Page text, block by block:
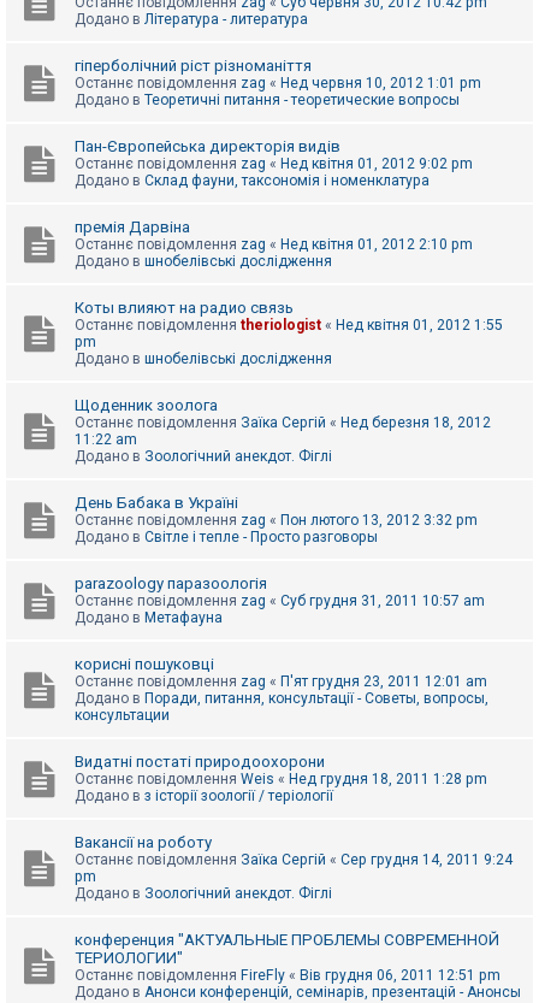
Додано в Література - литература
гіперболічний ріст різноманіття
Останнє повідомлення zag « Нед червня 10, 2012 1:01 pm
Додано в Теоретичні питання - теоретические вопросы
Пан-Європейська директорія видів
Останнє повідомлення zag « Нед квітня 01, 2012 9:02 pm
Додано в Склад фауни, таксономія і номенклатура
премія Дарвіна
Останнє повідомлення zag « Нед квітня 01, 2012 2:10 pm
Додано в шнобелівські дослідження
Коты влияют на радио связь
Останнє повідомлення theriologist « Нед квітня 01, 2012 1:55
pm
Додано в шнобелівські дослідження
Щоденник зоолога
Останнє повідомлення Заїка Сергій « Нед березня 18, 2012
11:22 am
Додано в Зоологічний анекдот. Фіглі
День Бабака в Україні
Останнє повідомлення zag « Пон лютого 13, 2012 3:32 pm
Додано в Світле і тепле - Просто разговоры
parazoology паразоологія
Останнє повідомлення zag « Суб грудня 31, 2011 10:57 am
Додано в Метафауна
корисні пошуковці
Останнє повідомлення zag « П'ят грудня 23, 2011 12:01 am
Додано в Поради, питання, консультації - Советы, вопросы,
консультации
Видатні постаті природоохорони
Останнє повідомлення Weis « Нед грудня 18, 2011 1:28 pm
Додано в з історії зоології / теріології
Вакансії на роботу
Останнє повідомлення Заїка Сергій « Сер грудня 14, 2011 9:24
pm
Додано в Зоологічний анекдот. Фіглі
конференция "АКТУАЛЬНЫЕ ПРОБЛЕМЫ СОВРЕМЕННОЙ
ТЕРИОЛОГИИ"
Останнє повідомлення FireFly « Вів грудня 06, 2011 12:51 pm
Додано в Анонси конференцій, семінарів, презентацій - Анонсы